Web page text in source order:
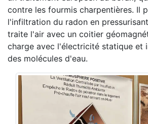
contre les fourmis charpentières. Il
l'infiltration du radon en
traite l'air avec un coitier
charge avec l'électricité statique et
des molécules d'eau.